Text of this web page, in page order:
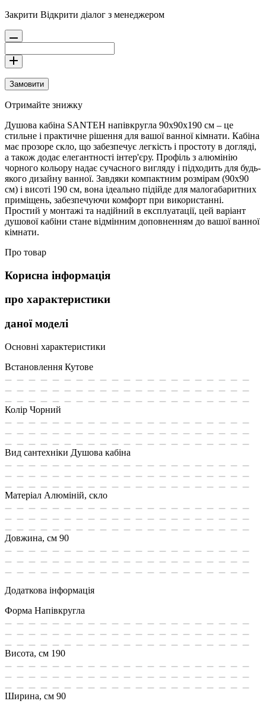
Закрити Відкрити діалог з менеджером
Замовити
Отримайте знижку
Душова кабіна SANTEH напівкругла 90x90x190 см – це
стильне і практичне рішення для вашої ванної кімнати. Кабіна
має прозоре скло, що забезпечує легкість і простоту в догляді,
а також додає елегантності інтер'єру. Профіль з алюмінію
чорного кольору надає сучасного вигляду і підходить для будь-
якого дизайну ванної. Завдяки компактним розмірам (90x90
см) і висоті 190 см, вона ідеально підійде для малогабаритних
приміщень, забезпечуючи комфорт при використанні.
Простий у монтажі та надійний в експлуатації, цей варіант
душової кабіни стане відмінним доповненням до вашої ванної
кімнати.
Про товар
Корисна інформація
про характеристики
даної моделі
Основні характеристики
Встановлення Кутове
Колір Чорний
Вид сантехніки Душова кабіна
Матеріал Алюміній, скло
Довжина, см 90
Додаткова інформація
Форма Напівкругла
Висота, см 190
Ширина, см 90